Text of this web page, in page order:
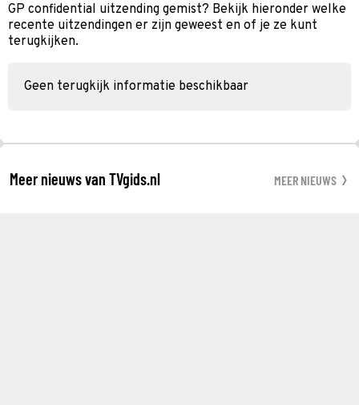
GP confidential uitzending gemist? Bekijk hieronder welke
recente uitzendingen er zijn geweest en of je ze kunt
terugkijken.
Geen terugkijk informatie beschikbaar
Meer nieuws van TVgids.nl MEER NIEUWS